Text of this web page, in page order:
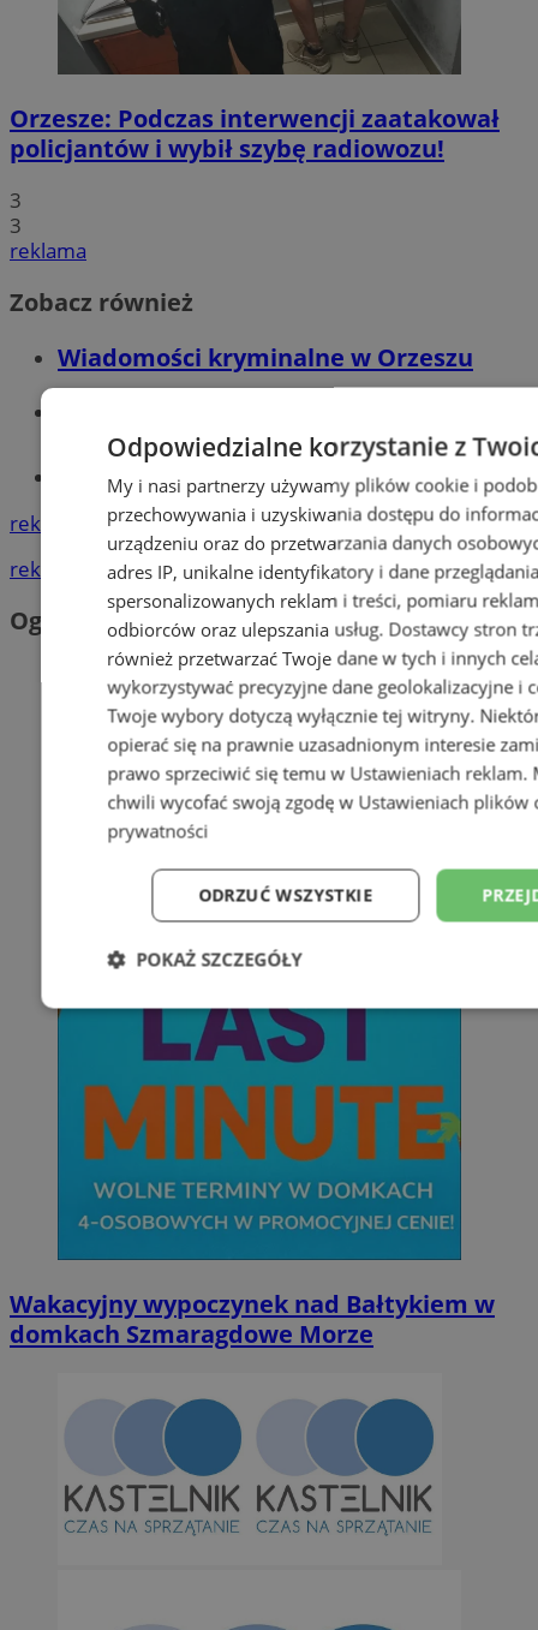
Orzesze: Podczas interwencji zaatakował
policjantów i wybił szybę radiowozu!
3
3
reklama
Zobacz również
Wiadomości kryminalne w Orzeszu
Tworzenie stron www - Orzesze
reklama
reklama
Ogłoszenia
Wakacyjny wypoczynek nad Bałtykiem w
domkach Szmaragdowe Morze
Odpowiedzialne korzystanie z
My i nasi partnerzy używamy plików cookie i
przechowywania i uzyskiwania dostępu do
urządzeniu oraz do przetwarzania danych
adres IP, unikalne identyfikatory i dane
spersonalizowanych reklam i treści, pomiaru
odbiorców oraz ulepszania usług. Dostawcy stron
również przetwarzać Twoje dane w tych i innych
wykorzystywać precyzyjne dane geolokalizacyjne i
Twoje wybory dotyczą wyłącznie tej witryny.
opierać się na prawnie uzasadnionym interesie
prawo sprzeciwić się temu w Ustawieniach reklam.
chwili wycofać swoją zgodę w Ustawieniach plików
prywatności
ODRZUĆ WSZYSTKIE
POKAŻ SZCZEGÓŁY
Niezbędne Wydajność
Niesklasyfikowane
Niezbędne pliki cookie umożliwiają korzystanie z podstawowych
takich jak logowanie użytkownika i zarządzanie kontem. Bez
Nazwa
Domena
SessID
orzesze.com.pl
QeSessID orzesze.com.pl